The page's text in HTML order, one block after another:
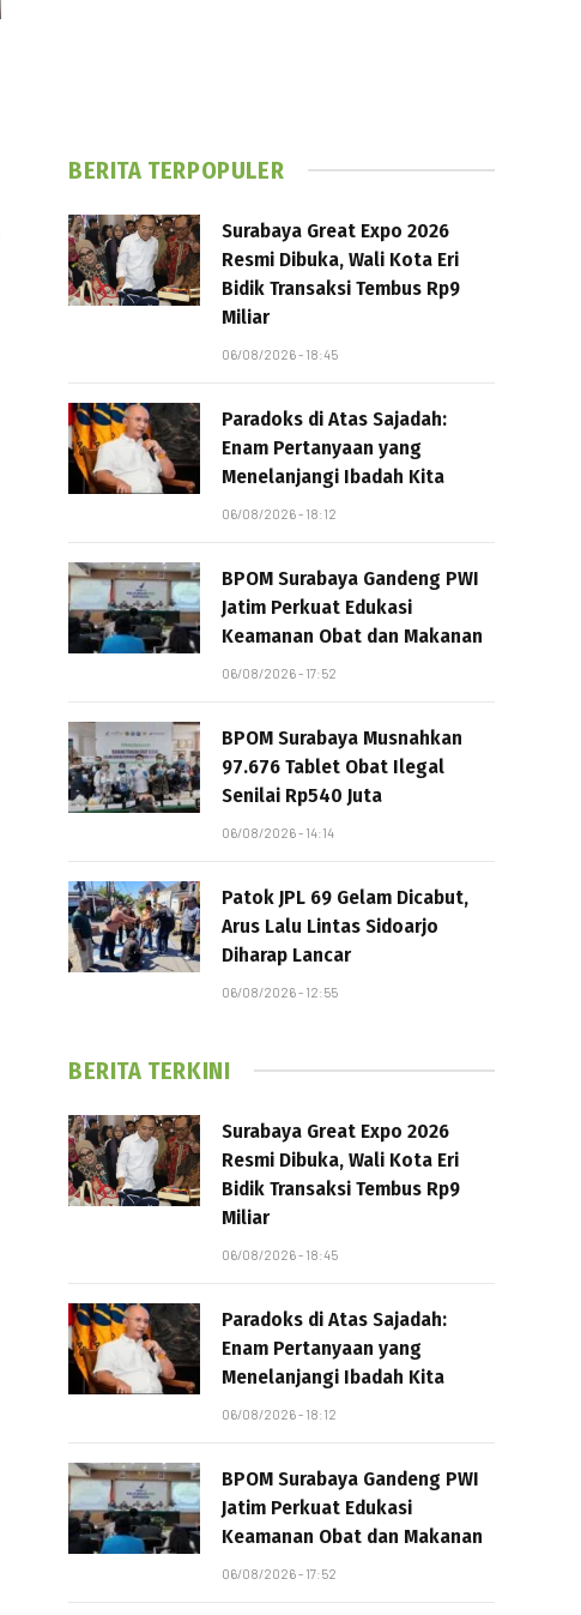
BERITA TERPOPULER
Surabaya Great Expo 2026
Resmi Dibuka, Wali Kota Eri
Bidik Transaksi Tembus Rp9
Miliar
06/08/2026 - 18:45
Paradoks di Atas Sajadah:
Enam Pertanyaan yang
Menelanjangi Ibadah Kita
06/08/2026 - 18:12
BPOM Surabaya Gandeng PWI
Jatim Perkuat Edukasi
Keamanan Obat dan Makanan
06/08/2026 - 17:52
BPOM Surabaya Musnahkan
97.676 Tablet Obat Ilegal
Senilai Rp540 Juta
06/08/2026 - 14:14
Patok JPL 69 Gelam Dicabut,
Arus Lalu Lintas Sidoarjo
Diharap Lancar
06/08/2026 - 12:55
BERITA TERKINI
Surabaya Great Expo 2026
Resmi Dibuka, Wali Kota Eri
Bidik Transaksi Tembus Rp9
Miliar
06/08/2026 - 18:45
Paradoks di Atas Sajadah:
Enam Pertanyaan yang
Menelanjangi Ibadah Kita
06/08/2026 - 18:12
BPOM Surabaya Gandeng PWI
Jatim Perkuat Edukasi
Keamanan Obat dan Makanan
06/08/2026 - 17:52